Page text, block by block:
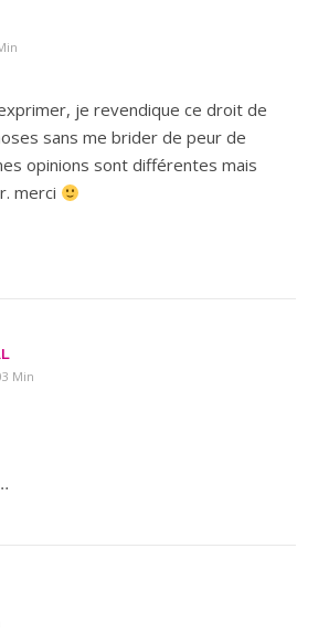
je revendique ce droit de
sans me brider de peur de
opinions sont différentes mais
merci
Min